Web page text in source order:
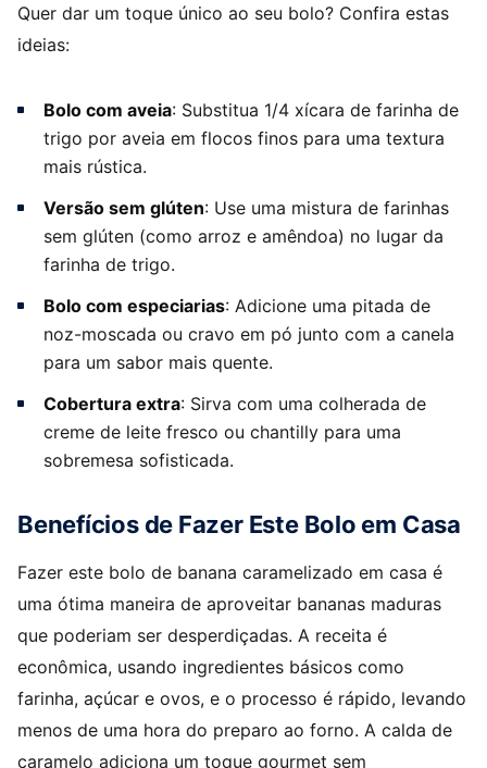
Quer dar um toque único ao seu bolo? Confira estas
ideias:
Bolo com aveia: Substitua 1/4 xícara de farinha de
trigo por aveia em flocos finos para uma textura
mais rústica.
Versão sem glúten: Use uma mistura de farinhas
sem glúten (como arroz e amêndoa) no lugar da
farinha de trigo.
Bolo com especiarias: Adicione uma pitada de
noz-moscada ou cravo em pó junto com a canela
para um sabor mais quente.
Cobertura extra: Sirva com uma colherada de
creme de leite fresco ou chantilly para uma
sobremesa sofisticada.
Benefícios de Fazer Este Bolo em Casa
Fazer este bolo de banana caramelizado em casa é
uma ótima maneira de aproveitar bananas maduras
que poderiam ser desperdiçadas. A receita é
econômica, usando ingredientes básicos como
farinha, açúcar e ovos, e o processo é rápido, levando
menos de uma hora do preparo ao forno. A calda de
caramelo adiciona um toque gourmet sem